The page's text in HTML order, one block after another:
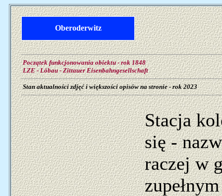
Oberoderwitz
Początek funkcjonowania obiektu - rok 1848
LZE - Löbau - Zittauer Eisenbahngesellschaft
Stan aktualności zdjęć i większości opisów na stronie - rok 2023
Stacja
się -
raczej w